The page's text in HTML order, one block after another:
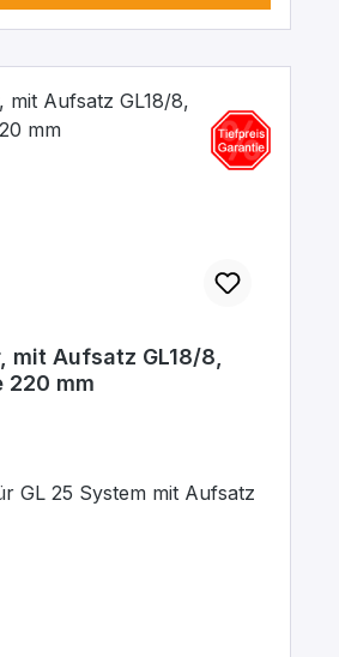
mit Aufsatz GL18/8,
220 mm
GL 25 System mit Aufsatz